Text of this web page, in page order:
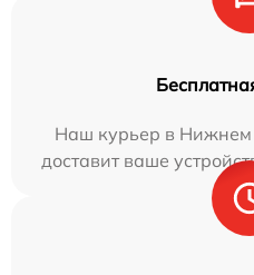
Наш курьер в Нижнем
доставит ваше